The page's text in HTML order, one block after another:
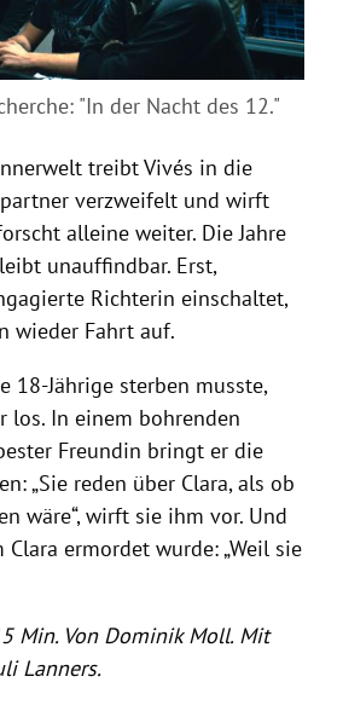
"In der Nacht des 12."
treibt Vivés in die
verzweifelt und wirft
alleine weiter. Die Jahre
unauffindbar. Erst,
Richterin einschaltet,
wieder Fahrt auf.
18-Jährige sterben musste,
los. In einem bohrenden
Freundin bringt er die
„Sie reden über Clara, als ob
wäre“, wirft sie ihm vor. Und
ermordet wurde: „Weil sie
Min. Von Dominik Moll. Mit
Lanners.